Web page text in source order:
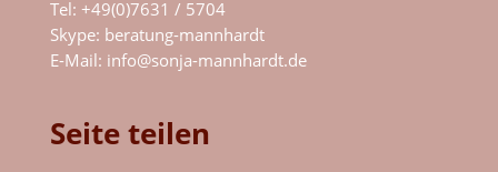
Tel: +49(0)7631 / 5704
Skype: beratung-mannhardt
E-Mail: info@sonja-mannhardt.de
Seite teilen